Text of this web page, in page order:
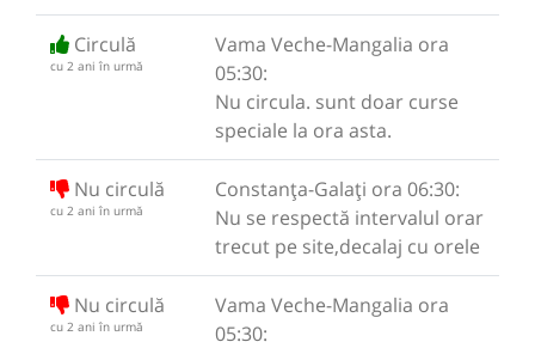
Circulă
cu 2 ani în urmă
Vama Veche-Mangalia ora
05:30:
Nu circula. sunt doar curse
speciale la ora asta.
Nu circulă
cu 2 ani în urmă
Constanța-Galați ora 06:30:
Nu se respectă intervalul orar
trecut pe site,decalaj cu orele
Nu circulă
cu 2 ani în urmă
Vama Veche-Mangalia ora
05:30: